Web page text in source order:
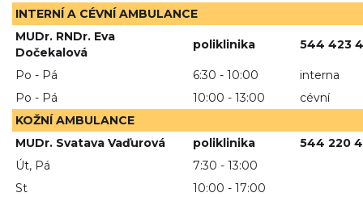
INTERNÍ A CÉVNÍ AMBULANCE
MUDr. RNDr. Eva
Dočekalová
poliklinika 544 423
Po - Pá 6:30 - 10:00
interna
Po - Pá
10:00 - 13:00
cévní
KOŽNÍ AMBULANCE
MUDr. Svatava Vaďurová
poliklinika
544 220
Út, Pá
7:30 - 13:00
St
10:00 - 17:00